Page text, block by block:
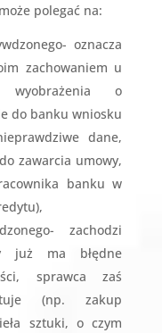
polegać na:
oznacza
zachowaniem u
wyobrażenia o
do banku wniosku
dane,
zawarcia umowy,
banku w
zachodzi
już ma błędne
sprawca zaś
(np. zakup
sztuki, o czym